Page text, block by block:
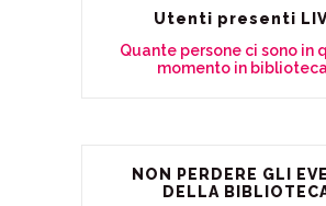
Utenti presenti
Quante persone ci sono in
momento in
NON PERDERE GLI
DELLA